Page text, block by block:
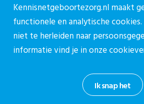
Contactpagina
030-27 39 786
cpz@stichtingcpz.nl
Blijf op de hoogte Ik snap het
Kennisnetgeboortezorg.nl maakt
functionele en analytische
niet te herleiden naar
informatie vind je in onze